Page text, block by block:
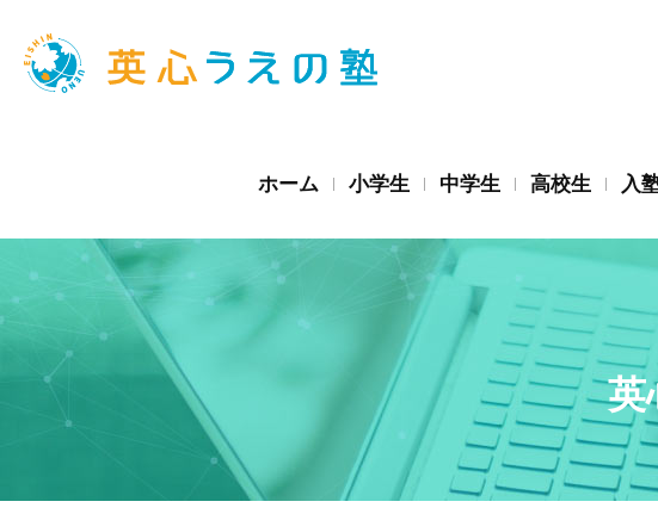
ホーム 小学生 中学生 高校生 入
英